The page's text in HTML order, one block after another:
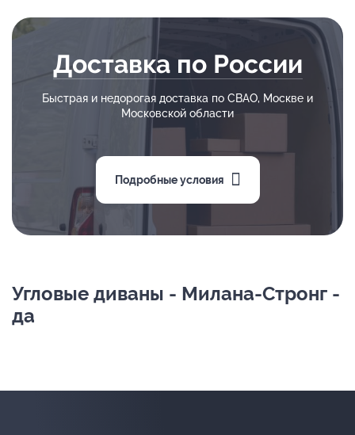
Доставка по России
Быстрая и недорогая доставка по СВАО, Москве и
Московской области
Подробные условия
Угловые диваны - Милана-Стронг -
да